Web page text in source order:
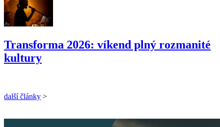
Transforma 2026: víkend plný rozmanité
kultury
další články >